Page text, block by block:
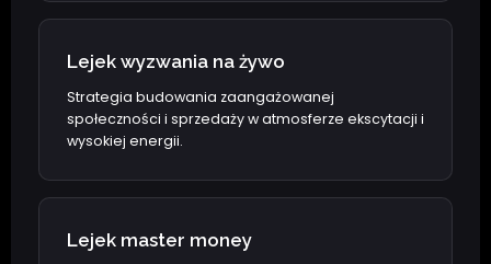
Lejek wyzwania na żywo
Strategia budowania zaangażowanej
społeczności i sprzedaży w atmosferze ekscytacji i
wysokiej energii.
Lejek master money